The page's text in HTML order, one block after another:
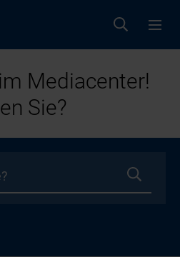
Mediacenter!
Sie?